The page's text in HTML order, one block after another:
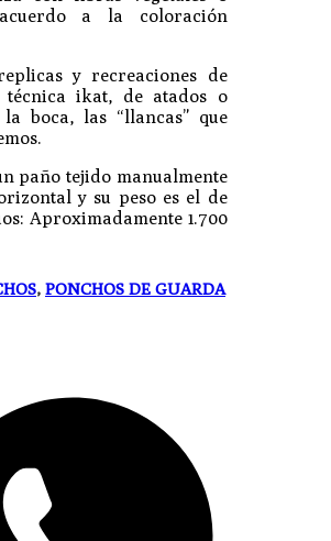
a la coloración
y recreaciones de
técnica ikat, de atados o
boca, las “llancas” que
paño tejido manualmente
y su peso es el de
Aproximadamente 1.700
, PONCHOS DE GUARDA